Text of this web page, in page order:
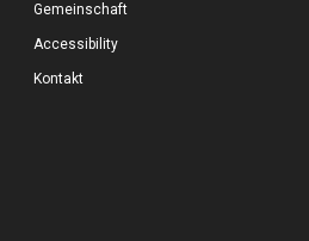
Gemeinschaft
Accessibility
Kontakt